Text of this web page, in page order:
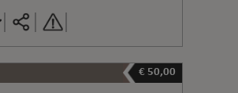
€ 50,00